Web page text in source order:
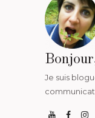
Je suis